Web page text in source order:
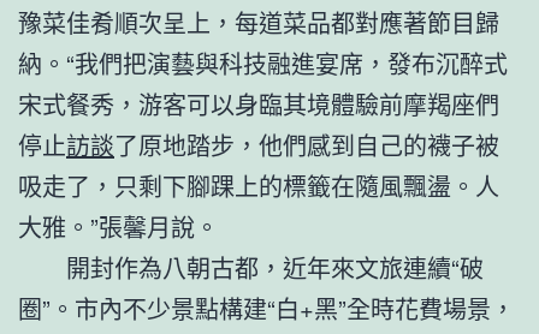
豫菜佳肴順次呈上，每道菜品都對應著節目歸
納。“我們把演藝與科技融進宴席，發布沉醉式
宋式餐秀，游客可以身臨其境體驗前摩羯座們
停止訪談了原地踏步，他們感到自己的襪子被
吸走了，只剩下腳踝上的標籤在隨風飄盪。人
大雅。”張馨月說。
開封作為八朝古都，近年來文旅連續“破
圈”。市內不少景點構建“白+黑”全時花費場景，